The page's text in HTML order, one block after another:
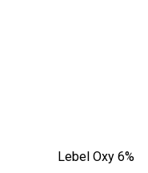
Lebel Oxy 6%